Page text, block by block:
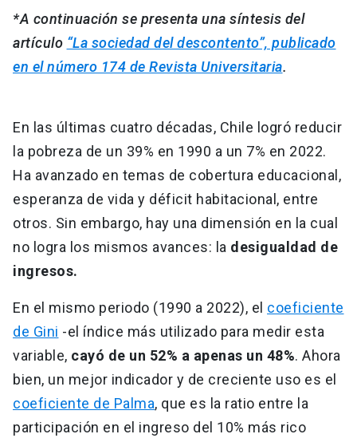
*A continuación se presenta una síntesis del
artículo “La sociedad del descontento”, publicado
en el número 174 de Revista Universitaria.
En las últimas cuatro décadas, Chile logró reducir
la pobreza de un 39% en 1990 a un 7% en 2022.
Ha avanzado en temas de cobertura educacional,
esperanza de vida y déficit habitacional, entre
otros. Sin embargo, hay una dimensión en la cual
no logra los mismos avances: la desigualdad de
ingresos.
En el mismo periodo (1990 a 2022), el coeficiente
de Gini -el índice más utilizado para medir esta
variable, cayó de un 52% a apenas un 48%. Ahora
bien, un mejor indicador y de creciente uso es el
coeficiente de Palma, que es la ratio entre la
participación en el ingreso del 10% más rico